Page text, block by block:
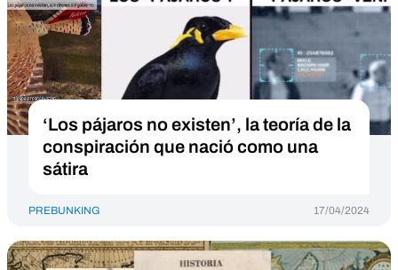
‘Los pájaros no existen’, la teoría de la
conspiración que nació como una
sátira
PREBUNKING 17/04/2024